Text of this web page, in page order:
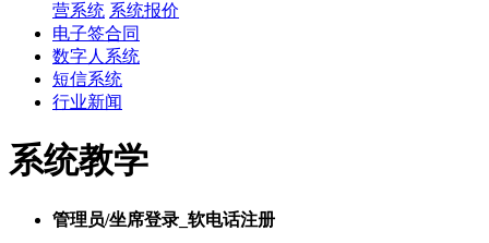
营系统 系统报价
电子签合同
数字人系统
短信系统
行业新闻
系统教学
管理员/坐席登录_软电话注册